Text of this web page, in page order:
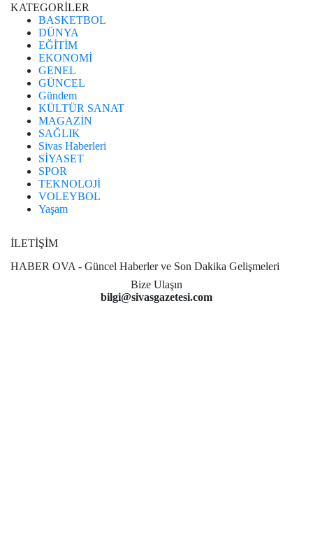
KATEGORİLER
BASKETBOL
DÜNYA
EĞİTİM
EKONOMİ
GENEL
GÜNCEL
Gündem
KÜLTÜR SANAT
MAGAZİN
SAĞLIK
Sivas Haberleri
SİYASET
SPOR
TEKNOLOJİ
VOLEYBOL
Yaşam
İLETİŞİM
HABER OVA - Güncel Haberler ve Son Dakika Gelişmeleri
Bize Ulaşın
bilgi@sivasgazetesi.com